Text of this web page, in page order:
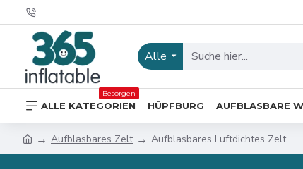
Alle
ALLE KATEGORIEN
Besorgen
HÜPFBURG AUFBLASBARE
Aufblasbares Zelt Aufblasbares Luftdichtes Zelt